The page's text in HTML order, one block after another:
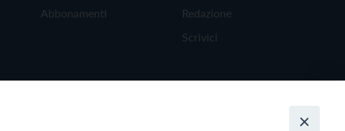
Abbonamenti
Redazione
Scrivici